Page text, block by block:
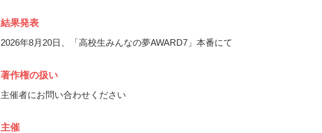
結果発表
2026年8月20日、「高校生みんなの夢AWARD7」本番にて
著作権の扱い
主催者にお問い合わせください
主催